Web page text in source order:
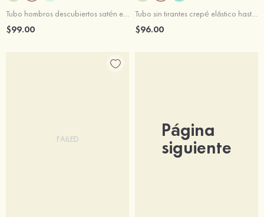
Tubo hombros descubiertos satén elástico hasta el suelo vestido de dama de honor
$99.00
Tubo sin tirantes crepé elástico hasta el suelo vestido de dama de honor
$96.00
FAILED Página
siguiente